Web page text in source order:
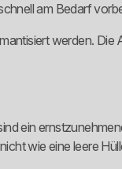
am Bedarf
werden.
ein
wie eine leere